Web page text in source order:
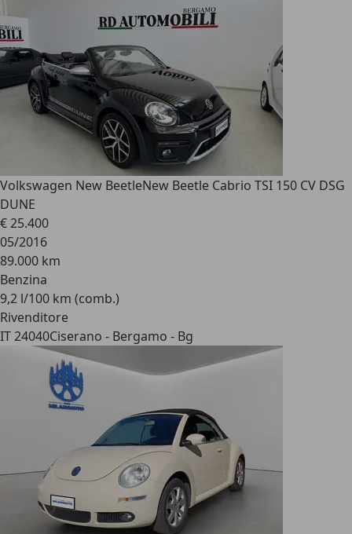
Volkswagen New BeetleNew Beetle Cabrio TSI 150 CV DSG
DUNE
€ 25.400
05/2016
89.000 km
Benzina
9,2 l/100 km (comb.)
Rivenditore
IT 24040Ciserano - Bergamo - Bg